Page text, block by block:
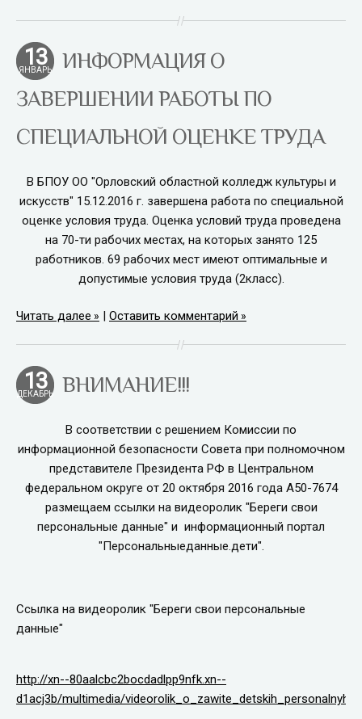
13
ЯНВАРЬ
ИНФОРМАЦИЯ О
ЗАВЕРШЕНИИ РАБОТЫ ПО
СПЕЦИАЛЬНОЙ ОЦЕНКЕ ТРУДА
В БПОУ ОО "Орловский областной колледж культуры и
искусств" 15.12.2016 г. завершена работа по специальной
оценке условия труда. Оценка условий труда проведена
на 70-ти рабочих местах, на которых занято 125
работников. 69 рабочих мест имеют оптимальные и
допустимые условия труда (2класс).
Читать далее | Оставить комментарий
13
ДЕКАБРЬ ВНИМАНИЕ!!!
В соответствии с решением Комиссии по
информационной безопасности Совета при полномочном
представителе Президента РФ в Центральном
федеральном округе от 20 октября 2016 года А50-7674
размещаем ссылки на видеоролик "Береги свои
персональные данные" и информационный портал
"Персональныеданные.дети".
Ссылка на видеоролик "Береги свои персональные
данные"
http://xn--80aalcbc2bocdadlpp9nfk.xn--
d1acj3b/multimedia/